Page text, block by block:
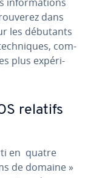
dans
les débutants
com­
plus ex­pé­ri­
relatifs
en quatre
de domaine »